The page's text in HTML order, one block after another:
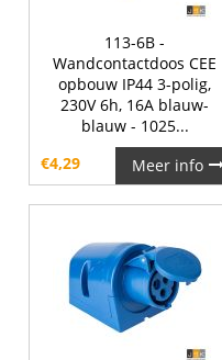
113-6B -
Wandcontactdoos CEE
opbouw IP44 3-polig,
230V 6h, 16A blauw-
blauw - 1025...
€4,29 Meer info